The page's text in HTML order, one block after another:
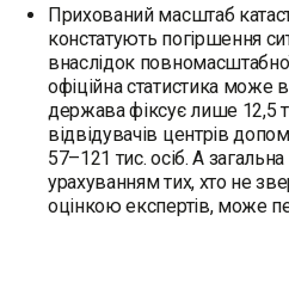
Прихований масштаб
констатують погіршення
внаслідок
офіційна статистика може
держава фіксує лише 12,5
відвідувачів центрів
57–121 тис. осіб. А
урахуванням тих, хто не
оцінкою експертів, може